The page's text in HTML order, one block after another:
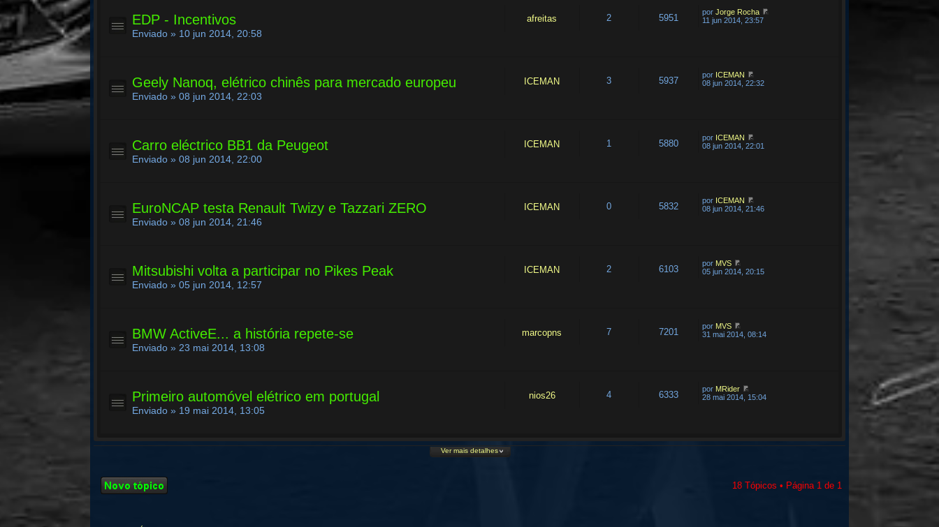
EDP - Incentivos
Enviado » 10 jun 2014, 20:58
afreitas 2 5951
porJorge Rocha
11 jun 2014, 23:57
Geely Nanoq, elétrico chinês para mercado europeu
Enviado » 08 jun 2014, 22:03
ICEMAN 3 5937
por ICEMAN
08 jun 2014, 22:32
Carro eléctrico BB1 da Peugeot
Enviado » 08 jun 2014, 22:00
ICEMAN 1 5880
por ICEMAN
08 jun 2014, 22:01
EuroNCAP testa Renault Twizy e Tazzari ZERO
Enviado » 08 jun 2014, 21:46
ICEMAN 0 5832
por ICEMAN
08 jun 2014, 21:46
Mitsubishi volta a participar no Pikes Peak
Enviado » 05 jun 2014, 12:57
ICEMAN 2 6103
por MVS
05 jun 2014, 20:15
BMW ActiveE... a história repete-se
Enviado » 23 mai 2014, 13:08
marcopns 7 7201
por MVS
31 mai 2014, 08:14
Primeiro automóvel elétrico em portugal
Enviado » 19 mai 2014, 13:05
nios26 4 6333
por MRider
28 mai 2014, 15:04
Ver mais detalhes
Criar um novo
Tópico
18 Tópicos • Página 1de 1